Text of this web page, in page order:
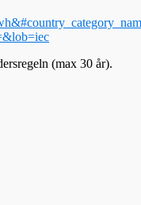
(max 30 år).